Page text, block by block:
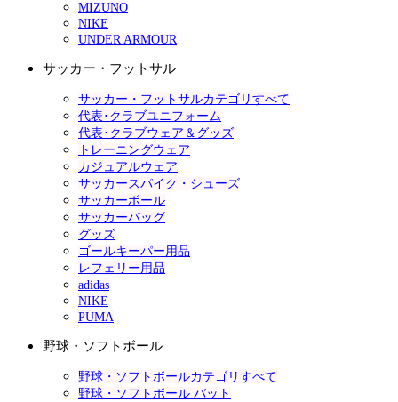
MIZUNO
NIKE
UNDER ARMOUR
サッカー・フットサル
サッカー・フットサルカテゴリすべて
代表･クラブユニフォーム
代表･クラブウェア＆グッズ
トレーニングウェア
カジュアルウェア
サッカースパイク・シューズ
サッカーボール
サッカーバッグ
グッズ
ゴールキーパー用品
レフェリー用品
adidas
NIKE
PUMA
野球・ソフトボール
野球・ソフトボールカテゴリすべて
野球・ソフトボール バット